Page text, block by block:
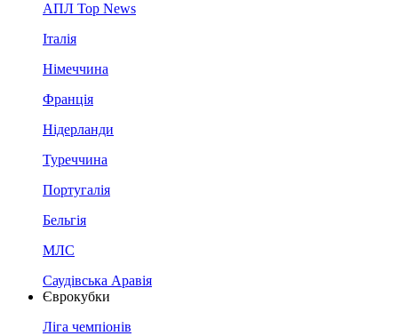
АПЛ Top News
Італія
Німеччина
Франція
Нідерланди
Туреччина
Португалія
Бельгія
МЛС
Саудівська Аравія
Єврокубки
Ліга чемпіонів